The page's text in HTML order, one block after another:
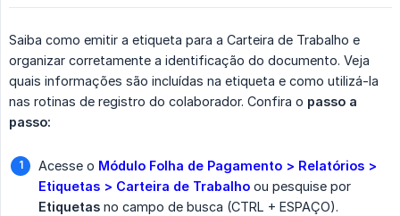
Saiba como emitir a etiqueta para a Carteira de Trabalho e
organizar corretamente a identificação do documento. Veja
quais informações são incluídas na etiqueta e como utilizá-la
nas rotinas de registro do colaborador. Confira o passo a
passo:
Acesse o Módulo Folha de Pagamento > Relatórios >
Etiquetas > Carteira de Trabalho ou pesquise por
Etiquetas no campo de busca (CTRL + ESPAÇO).